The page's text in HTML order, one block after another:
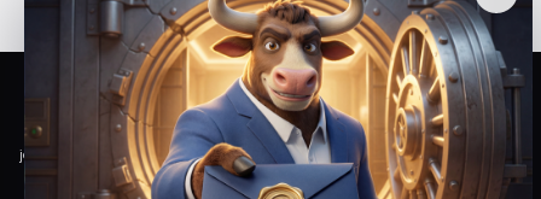
Veškeré informace a materiály zveřejněné na internetových stránkách
Burzovního Světa vycházejí z veřejně dostupných a důvěryhodných zdrojů. Při
jejich zpracování je postupováno s odbornou péčí a cílem poskytovat čtenářům
objektivní, aktuální a srozumitelné informace. Obsah internetových stránek